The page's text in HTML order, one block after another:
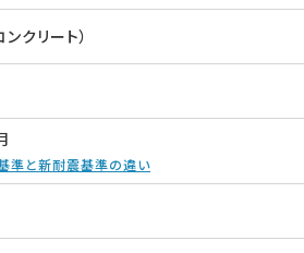
クリート）
準と新耐震基準の違い